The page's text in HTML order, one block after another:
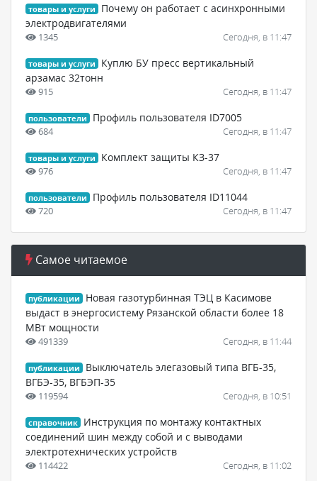
товары и услуги
Почему он работает с асинхронными
электродвигателями
1345 Сегодня, в 11:47
товары и услуги
Куплю БУ пресс вертикальный
арзамас 32тонн
915 Сегодня, в 11:47
пользователи Профиль пользователя ID7005
684 Сегодня, в 11:47
товары и услуги Комплект защиты КЗ-37
976 Сегодня, в 11:47
пользователи Профиль пользователя ID11044
720 Сегодня, в 11:47
Самое читаемое
публикации
Новая газотурбинная ТЭЦ в Касимове
выдаст в энергосистему Рязанской области более 18
МВт мощности
491339 Сегодня, в 11:44
публикации
Выключатель элегазовый типа ВГБ-35,
ВГБЭ-35, ВГБЭП-35
119594 Сегодня, в 10:51
справочник
Инструкция по монтажу контактных
соединений шин между собой и с выводами
электротехнических устройств
114422 Сегодня, в 11:02